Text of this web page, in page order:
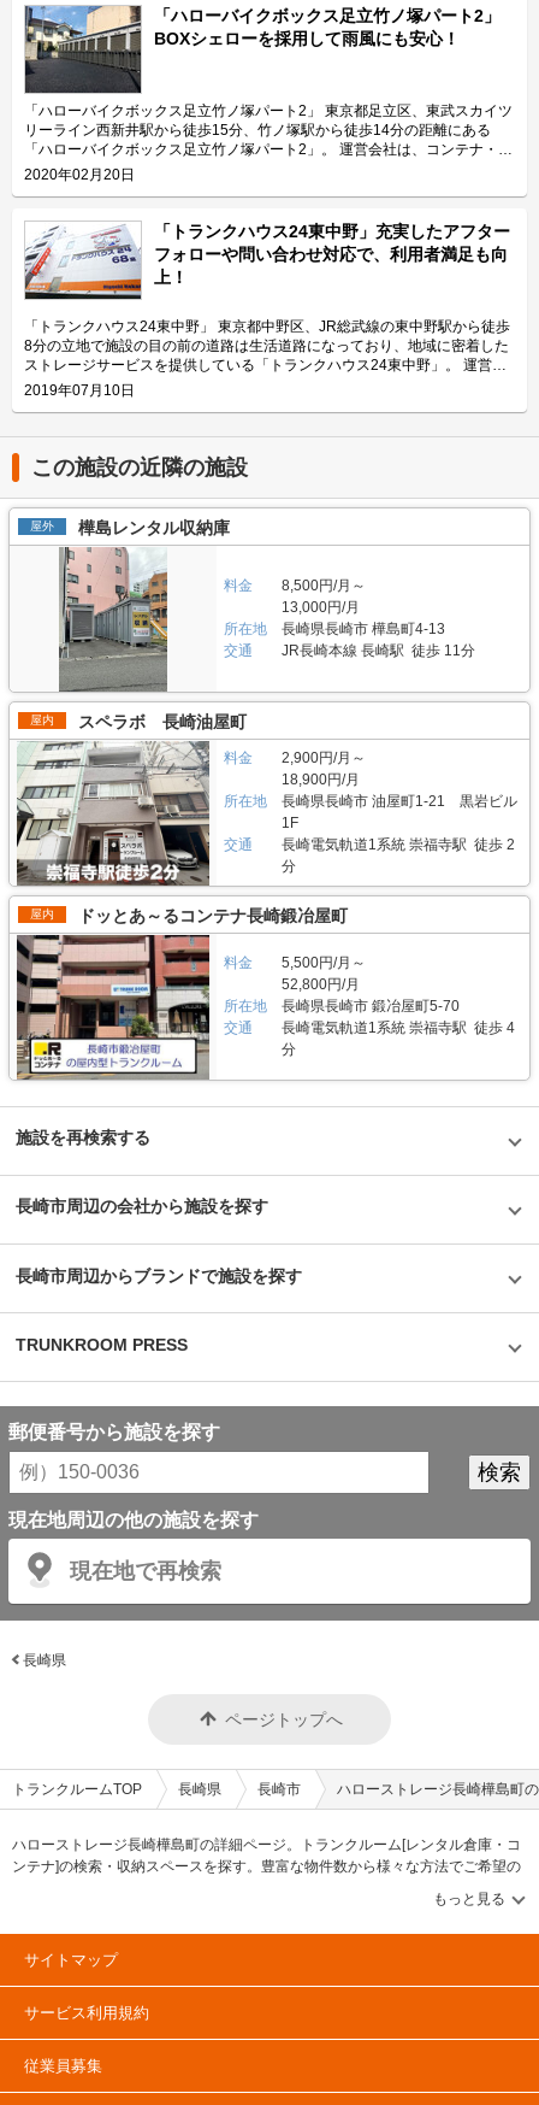
ージ北上野」の特長を教えてください。 東京メトロ日比谷線の入谷駅から
徒歩4分、JR山手線の鶯谷駅から徒歩10分の場所に位置する「ハローバイク
ガレージ北上野」。駅近なバイク駐車スペースであり、24時間365日ご利用
頂けます。広さ2.25帖・幅130cm・奥行き270cmのスペースをご用意して
おり、大型バイクの駐車にも対応可能です。また、屋内型トランクルーム
「ハローストレージ北上野」と隣接していてパーツやメンテナンス用品の収
納にご利用頂けます。ツーリングにお出掛する際にも大変便利です。 主に
どんな方がご利用されているのでしょうか？ 主に入谷駅周辺エリアを中心
とした近隣エリアの方々にご利用頂いています。「ハローバイクガレージ北
上野」は鶯谷や上野、稲荷町、田原町などからもアクセス良好なバイク専用
施設なので、近隣エリアのライダーから人気があります。大きめの駐車スペ
ースのため、アメリカンクルーザー、レーサー・スポーツタイプ、ビッグス
クーターなど、高級車や大型車の保管にもご利用頂いております。 セキュ
リティや安全面について教えてください。 「ハローバイクガレージ北上
野」は屋内タイプで雨風を防ぐことができ、また、電動シャッターや防犯カ
メラなどを設置しているためセキュリテイ面もしっかりしているので、盗難
やイタズラから愛車を守りたい、大切なバイクを雨風で汚したくない方にお
すすめです。 費用や契約について教えてください。 月額17,400円（税込）
の価格でバイク1台を駐車できます。施設の詳細な仕様については事前内覧
をおすすめ致します。ご契約の前に駐車スペースや立地など確認頂けます。
契約時はバイクのメーカー・車種・ナンバーを確認していますが、これから
バイクを購入する方はお問い合わせの際にお知らせください。時期によって
は使用料や事務手数料がお得になるキャンペーンも実施していますので、
LIFULLトランクルームのメール又は電話にてお問い合わせください。 編集
後記 「ハローバイクガレージ北上野」は駅から近くて万全なセキュリティ
はお早めにお問い合わせした方が良さそうだ。 運営会社は東証マザーズ上
場企業でもあるエリアリンク株式会社。2016年頃、西東京エリアで試験的
にはじめた駐車場タイプのバイクパーキングは当初ここまでの拡大を予想し
ていなかったとのことだが、順調に拡大を続け、現在、都内を中心に1,000
台分ほどスペースを管理している（2020年1月現在）。その運営ノウハウが
ある「ハローバイクガレージ北上野」は、誰もが安心して利用できる施設な
ので、愛車を守りたい近隣エリアの方は要チェックなスポットではないかと
思った。
「ハローバイクボックス足立竹ノ塚パート2」
BOXシェローを採用して雨風にも安心！
「ハローバイクボックス足立竹ノ塚パート2」 東京都足立区、東武スカイツ
リーライン西新井駅から徒歩15分、竹ノ塚駅から徒歩14分の距離にある
「ハローバイクボックス足立竹ノ塚パート2」。 運営会社は、コンテナ・ス
トレージ業界でトップレベルのシェアを誇り、東証マザーズにも上場してい
るエリアリンク株式会社です。 今回は、エリアリンク株式会社が運営して
ご紹介致します。 「ハローバイクボックス足立竹ノ塚パート2」の特長を教
えてください。 ボックスタイプの「ハローバイクボックス足立竹ノ塚パー
ト2」は、国道4号線から車でアクセスしやすい立地にある施設です。 広さ2
帖・幅110cm・奥行き252cm・高さ197cmのバイクボックスが17室ご用意
しており、24時間365日自由にご利用頂けます。 エリアリンク株式会社の
「ハローバイクボックス」は全国のライダー様から愛されているBOXシェ
ローを採用した施設のため、風雨による汚れや浸食に強いのが特長です。幅
広いラダーレールが付いており、バイクの乗り入れが簡単です。また、ボッ
クス内には棚を設置しておりますので、ヘルメットなどの小物を置くことも
可能です。パーツやメンテナンス用品も収納できるのでとても便利です。
主にどんな方がご利用されているのでしょうか？ 東武伊勢崎線やつくばエ
クスプレス線が通る足立区内にお住いのライダーの方を中心にご利用頂いて
おります。主にアメリカンクルーザーやビッグスクーター、レーサー・スポ
ーツタイプなど高級車又は大型車の保管が多くみられます。 セキュリティ
や安全面について教えてください。 「ハローバイクボックス足立竹ノ塚パ
ート2」はBOXシェローを採用した施設のため屋外タイプのバイクパーキン
グと違って雨風を防ぐことができ、盗難のリスクも抑えることができます。
各バイクボックスにバイクを収納するタイプなので、他の方のバイクを気に
する必要がありません。セキュリティ面としてバイクボックスの扉に南京錠
をつけており、安心してバイクを保管できる収納スペースです。また、施設
内には外灯照明も完備していますので、夜間でもバイクを出し入れしやすい
環境です。 費用や契約について教えてください。 月額11,300円（税込）の
価格でバイクボックスをご利用頂けます。「ハローバイクボックス足立竹ノ
塚パート2」は施設見学が可能なので、バイクボックスの大きさや立地が気
になる方は見学を申し込みください。契約時はバイクのナンバーを確認して
います。これからバイクを購入する方はお問い合わせの際にお知らせくださ
い。時期によっては月額使用料や事務手数料がお得になるキャンペーンも実
施していますので、LIFULLトランクルームの施設詳細ページをご覧くださ
い。 編集後記 現在、都内を中心に約1,000台（2020年1月現在）のバイク専
用スペースを管理しているエリアリンク株式会社。2016年頃、西東京エリ
アで試験的にはじめた駐車場タイプのバイクパーキングは当初ここまでの拡
大を予想していなかったとのことだが、順調に拡大を続けているという。人
気施設の一つである足立区の「ハローバイクボックス足立竹ノ塚パート2」
は、風雨による汚れや浸食防止に強いBOXシェローを採用しており、東証
マザーズ上場企業が運営しているバイク専用のスペースなので、安心して利
用できると思った。
2020年02月20日
「トランクハウス24東中野」充実したアフター
フォローや問い合わせ対応で、利用者満足も向
上！
「トランクハウス24東中野」 東京都中野区、JR総武線の東中野駅から徒歩
8分の立地で施設の目の前の道路は生活道路になっており、地域に密着した
ストレージサービスを提供している「トランクハウス24東中野」。 運営会
社はエリアリンク株式会社。コンテナ・ストレージ業界でトップシェアを誇
り、東証マザーズにも上場している会社です。全国に展開しているレンタル
に利用されています。 今回は、エリアリンク株式会社が運営している「ト
ランクハウス24東中野」の特徴や利用用途の傾向、会社の想いなどをご紹
介します。 トランクハウス24東中野の特徴を教えてください。 2018年12
月にオープンした「トランクハウス24東中野」。1階〜4階まで1軒まるごと
トランクルームで、部屋の大きさは0.9帖のコンパクトサイズから9.8帖の大
きいサイズまで展開しています。24時間365日利用でき、セキュリティも空
調も最新設備を整えているため、衣類・本・季節物などの荷物から大型家具
や機材・備品など法人利用まで幅広い用途にご利用いただけます。 主にど
んな方がご利用されているのでしょうか？ お客様は店舗から1.5キロ圏内に
お住いの方がほとんどです。他社であれば3キロ圏内程か車で移動する場所
にあることが多いのですが、「トランクハウス24」は住宅街の生活道路に
面しているため地域に密着した運営ができています（ご自宅から車で荷物を
運送するサービスも利用可能）。また、利用用途で多いのはファミリー層の
他、都心の店舗は一人暮らしの若い方や女性、法人企業にも利用いただいて
います。任意に調査したユーザーインタビューでは「一度使うと便利さが分
かった」という声も多く、衣類や本などの趣味や生活用品を自宅以外の押入
れに入れておく感覚で中長期的に利用されている傾向があります。 セキュ
リティや安全面について教えてください。 トランクハウス24で細心の注意
を払っているのが空気の流れ。外が寒いから中は暖かくではなく、結露やカ
ビができないように温度調整が必要で、その鍵を握るのが、各階に数点設置
しているサーキュレーター。風を送り込み部屋の空気を循環させることで荷
物を保管するのに最適な環境を1年中作り出しています。また、トランクハ
ウス24東中野店では、スマートキーや専用アプリによる鍵の解錠施錠にも
対応。警備会社と契約をしているため、万が一のことがあっても対応できる
ことはもちろん、小さなトラブルでも問い合わせれば、自社の物件管理部隊
がすぐに駆けつける体制も整備しています。 費用や契約について教えてく
ださい。 簡単手続き。スマートキーを採用したことで、その場で専用アプ
リを使って施設のエントランスキーを解錠でき、スタッフの立会いがなくて
もスムーズに内覧できます。また、Webやスマホのみでも契約申し込みが
できるので、最短即日利用も可能です。不明点があれば、お気軽にお問い合
わせください。 編集後記 誰もが知っているキャラクター「キティちゃん」
がビル正面に大きく貼られているトランクハウス24。インパクトがありな
がらも、街の景色に馴染んでいる親しみやすい印象を受けた。2018年から
開始した新しいトランクルームのサービスだが、そのはじめたきっかけをお
国内トップシェアを誇る企業だが、郊外にあることも多く、車を利用して自
いたいときに使える場所にあるという利点があり、女性が使いずらいという
イメージも安心のセキュリティやクリーンで清潔な部屋といった機能面でも
カバーしている。一度使ってみるとその便利さが気に入り、長く継続して使
2019年07月10日
この施設の近隣の施設
屋外 樺島レンタル収納庫
料金
8,500円/月～
13,000円/月
所在地
長崎県長崎市 樺島町4-13
交通
JR長崎本線 長崎駅 徒歩 11分
屋内 スペラボ 長崎油屋町
料金
2,900円/月～
18,900円/月
所在地
長崎県長崎市 油屋町1-21 黒岩ビル
1F
交通
長崎電気軌道1系統 崇福寺駅 徒歩 2
分
屋内 ドッとあ～るコンテナ長崎鍛冶屋町
料金
5,500円/月～
52,800円/月
所在地
長崎県長崎市 鍛冶屋町5-70
交通
長崎電気軌道1系統 崇福寺駅 徒歩 4
分
施設を再検索する
長崎市周辺の会社から施設を探す
長崎市周辺からブランドで施設を探す
TRUNKROOM PRESS
郵便番号から施設を探す
現在地周辺の他の施設を探す
現在地で再検索
長崎県
ページトップへ
トランクルームTOP 長崎県 長崎市 ハローストレージ長崎樺島町
ハローストレージ長崎樺島町の詳細ページ。トランクルーム[レンタル倉庫・コ
ンテナ]の検索・収納スペースを探す。豊富な物件数から様々な方法でご希望の
収納スペースを簡単に探せるトランクルーム情報サイトです。ハローストレー
ジ長崎樺島町の住所・最寄りの駅、物件タイプのご紹介や料金表、お得なキャ
ンペーン情報もあります。気になる物件タイプを見つけたら、メールか電話で
お問合せが可能です（無料）。
サイトマップ
サービス利用規約
従業員募集